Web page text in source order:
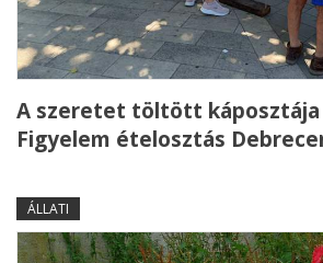
A szeretet töltött káposztája
Figyelem ételosztás
ÁLLATI